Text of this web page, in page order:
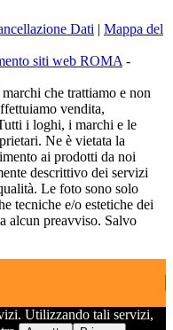
Dati | Mappa del
siti web ROMA -
che trattiamo e non
vendita,
i loghi, i marchi e le
Ne è vietata la
ai prodotti da noi
descrittivo dei servizi
Le foto sono solo
tecniche e/o estetiche dei
alcun preavviso. Salvo
Utilizzando tali servizi,